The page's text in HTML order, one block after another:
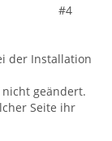
#4
der Installation
geändert.
Seite ihr